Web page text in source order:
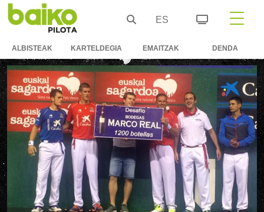
ES
ALBISTEAK KARTELDEGIA EMAITZAK DENDA